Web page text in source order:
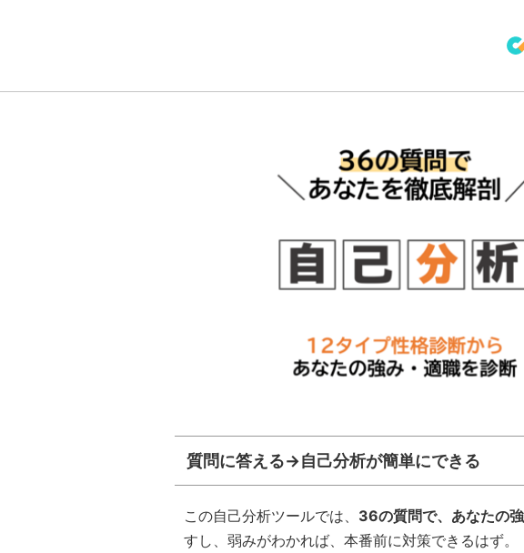
質問に答える→自己分析が簡単にできる
この自己分析ツールでは、 36の質問で、あなたの
すし、弱みがわかれば、本番前に対策できるはず。